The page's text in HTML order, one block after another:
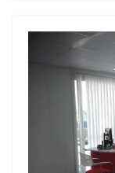
A
p
p
b
o
o
k